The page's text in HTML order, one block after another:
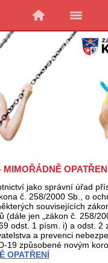
jako správní úřad
č. 258/2000 Sb., o
souvisejících
(dále jen „zákon č. 258/
odst. 1 písm. i) a odst. 2
a prevenci
19 způsobené novým
OPATŘENÍ